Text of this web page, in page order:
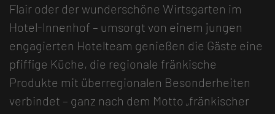
Flair oder der wunderschöne Wirtsgarten im
Hotel-Innenhof – umsorgt von einem jungen
engagierten Hotelteam genießen die Gäste eine
pfiffige Küche, die regionale fränkische
Produkte mit überregionalen Besonderheiten
verbindet – ganz nach dem Motto „fränkischer